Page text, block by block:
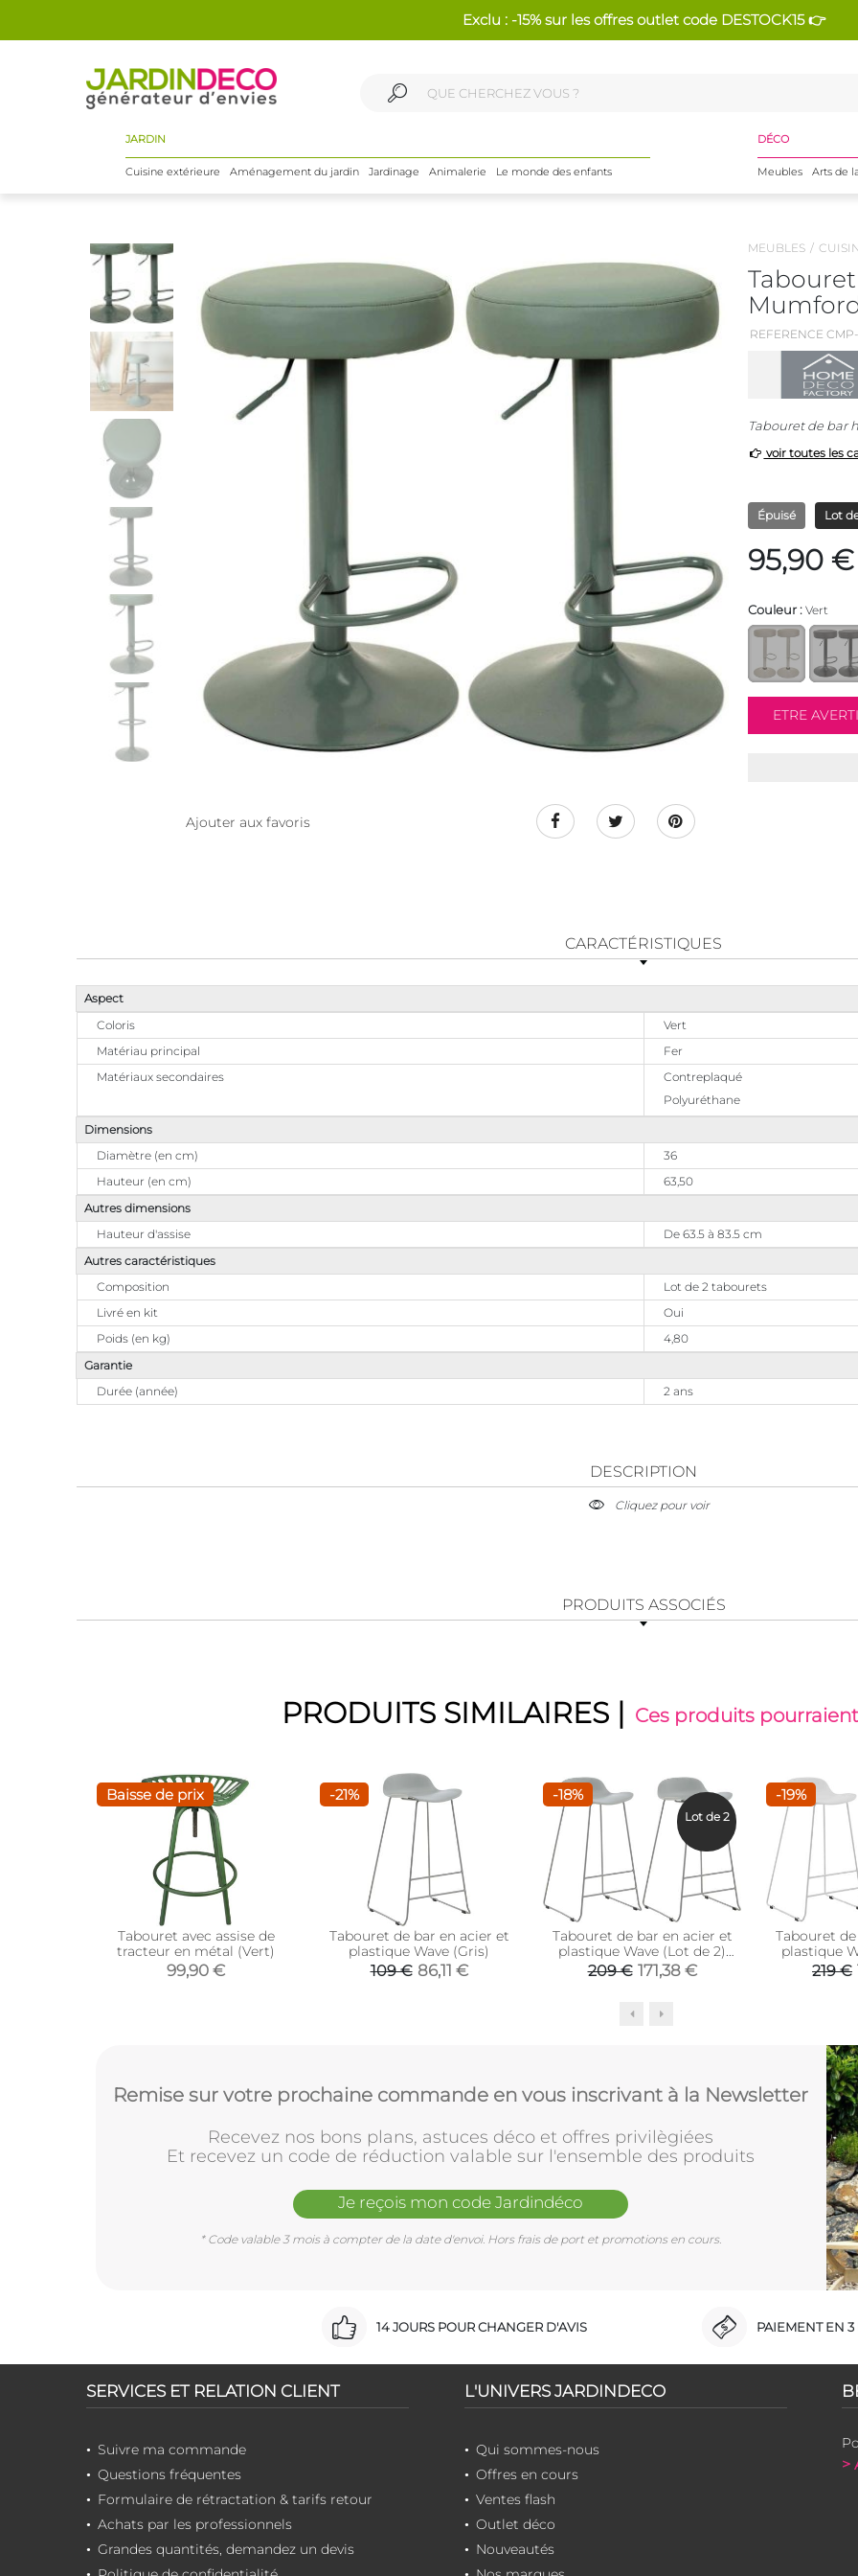
Exclu : -15% sur les offres outlet code DESTOCK15 👉
JARDIN
Cuisine extérieure Aménagement du jardin Jardinage Animalerie Le monde des enfants
DÉCO
Meubles Arts de
Ajouter aux favoris
MEUBLES
REFERENCE
Tabouret de bar
voir toutes les
Épuisé Lot
95,90 €
Couleur : Vert
CARACTÉRISTIQUES
Aspect
Coloris
Vert
Matériau principal
Fer
Matériaux secondaires
Contreplaqué
Polyuréthane
Dimensions
Diamètre (en cm)
36
Hauteur (en cm)
63,50
Autres dimensions
Hauteur d'assise
De 63.5 à 83.5 cm
Autres caractéristiques
Composition
Lot de 2 tabourets
Livré en kit
Oui
Poids (en kg)
4,80
Garantie
Durée (année)
2 ans
DESCRIPTION
Cliquez pour voir
PRODUITS ASSOCIÉS
PRODUITS SIMILAIRES | Ces produits
Baisse de prix
Tabouret avec assise de
tracteur en métal (Vert)
99,90 €
-21%
Tabouret de bar en acier et
plastique Wave (Gris)
109 € 86,11 €
-18%
Tabouret de bar en acier et
plastique Wave (Lot de 2)
(Gris)
209 € 171,38 €
Lot de 2
-19%
Tabouret
plastique
219 €
Remise sur votre prochaine commande en vous inscrivant à la Newsletter
Recevez nos bons plans, astuces déco et offres privilègiées
Et recevez un code de réduction valable sur l'ensemble des produits
Je reçois mon code Jardindéco
* Code valable 3 mois à compter de la date d'envoi. Hors frais de port et promotions en cours.
14 JOURS POUR CHANGER D'AVIS PAIEMENT EN 3
SERVICES ET RELATION CLIENT
Suivre ma commande
Questions fréquentes
Formulaire de rétractation & tarifs retour
Achats par les professionnels
Grandes quantités, demandez un devis
L'UNIVERS JARDINDECO
Qui sommes-nous
Offres en cours
Ventes flash
Outlet déco
Nouveautés
>